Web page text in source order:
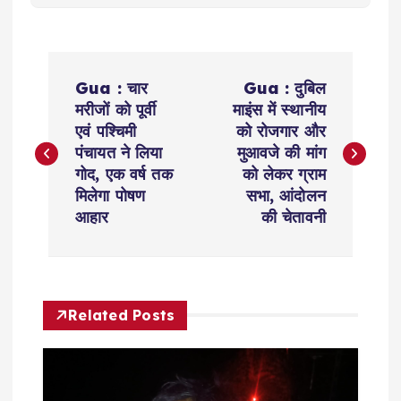
s
a
v
Gua : चार
मरीजों को पूर्वी
एवं पश्चिमी
पंचायत ने लिया
गोद, एक वर्ष तक
मिलेगा पोषण
आहार
Gua : दुबिल
माइंस में स्थानीय
को रोजगार और
मुआवजे की मांग
को लेकर ग्राम
सभा, आंदोलन
की चेतावनी
Related Posts